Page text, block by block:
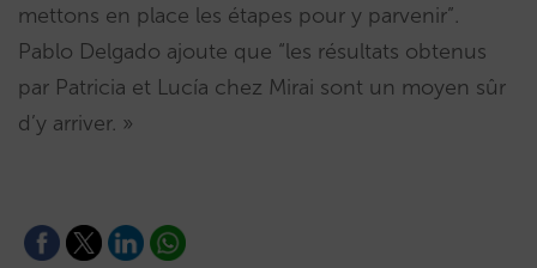
mettons en place les étapes pour y parvenir”.
Pablo Delgado ajoute que “les résultats obtenus
par Patricia et Lucía chez Mirai sont un moyen sûr
d’y arriver. »